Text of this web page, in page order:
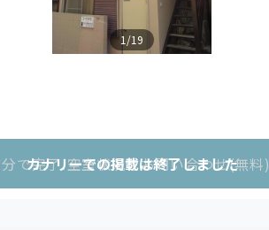
1/19
で完了!空室状況をお問い合わせ(無料)
カナリーでの掲載は終了しました